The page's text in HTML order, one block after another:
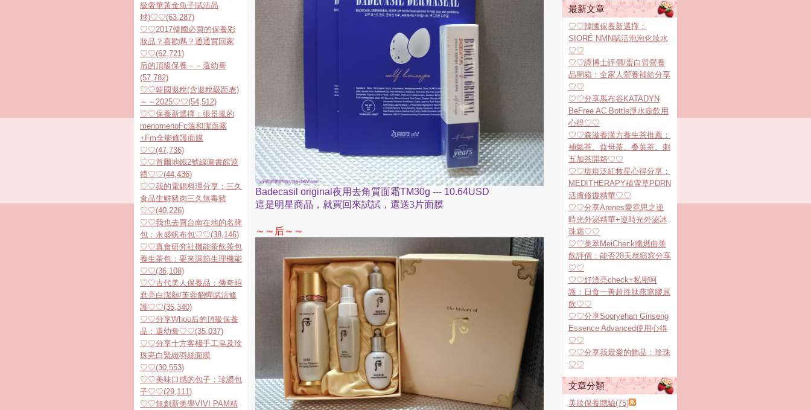
Badecasil original 夜用去角質面霜TM30g --- 10.64USD
這是明星商品 ， 就買回來試試 ， 還送3片面膜
～～ 后～～
最新文章
♡♡韓國保養新選擇：
SIORÉ NMN賦活泡泡化妝水
♡♡
♡♡譚博士評價/蛋白質營養
品開箱：全家人營養補給分享
♡♡
♡♡分享馬布谷KATADYN
BeFree AC Bottle淨水壺飲用
心得♡♡
♡♡森滋養漢方養生茶推薦：
補氣茶、益母茶、桑葉茶、刺
五加茶開箱♡♡
♡♡痘痘泛紅救星心得分享：
MEDITHERAPY積雪草PDRN
活膚修復精華♡♡
♡♡分享Arenes愛霓思之逆
時光外泌精華+逆時光外泌冰
珠霜♡♡
♡♡美萃MeiCheck纖燃曲羨
飲評價：能否28天就窈窕分享
♡♡
♡♡好漂亮check+私密呵
護：日食一善超胜肽燕窩膠原
飲♡♡
♡♡分享Sooryehan Ginseng
Essence Advanced使用心得
♡♡
♡♡分享我最愛的飾品：珍珠
♡♡
文章分類
美妝保養體驗(75)
級奢華黃金魚子賦活晶
球)♡♡(63,287)
♡♡2017韓國必買的保養彩
妝品？喜歡嗎？通通買回家
♡♡(62,721)
后的頂級保養－－還幼膏
(57,782)
♡♡韓國退稅(含退稅級距表)
～～2025♡♡(54,512)
♡♡保養新選擇：張景嵐的
menomenoFc溫和潔面露
+Fm全能修護面膜
♡♡(47,736)
♡♡首爾地鐵2號線圖書館巡
禮♡♡(44,436)
♡♡我的電鍋料理分享：三久
食品生鮮豬肉三久無毒豬
♡♡(40,226)
♡♡我也去買台南在地的名牌
包：永盛帆布包♡♡(38,146)
♡♡真食研究社機能茶飲茶包
養生茶包：要來調節生理機能
♡♡(36,108)
♡♡古代美人保養品：傳奇昭
君亮白潔顏/芙蓉貂蟬賦活修
護♡♡(35,340)
♡♡分享Whoo后的頂級保養
品：還幼膏♡♡(35,037)
♡♡分享十方客棧手工皂及珍
珠亮白緊緻羽絲面膜
♡♡(30,553)
♡♡美味口感的包子：珍讚包
子♡♡(29,111)
♡♡無創新美學VIVI PAM精